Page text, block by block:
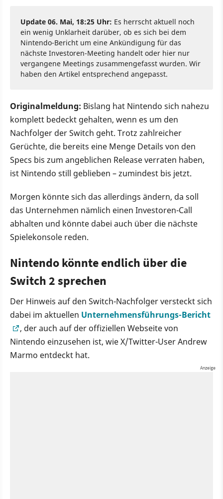
Update 06. Mai, 18:25 Uhr: Es herrscht aktuell noch
ein wenig Unklarheit darüber, ob es sich bei dem
Nintendo-Bericht um eine Ankündigung für das
nächste Investoren-Meeting handelt oder hier nur
vergangene Meetings zusammengefasst wurden. Wir
haben den Artikel entsprechend angepasst.
Originalmeldung: Bislang hat Nintendo sich nahezu
komplett bedeckt gehalten, wenn es um den
Nachfolger der Switch geht. Trotz zahlreicher
Gerüchte, die bereits eine Menge Details von den
Specs bis zum angeblichen Release verraten haben,
ist Nintendo still geblieben – zumindest bis jetzt.
Morgen könnte sich das allerdings ändern, da soll
das Unternehmen nämlich einen Investoren-Call
abhalten und könnte dabei auch über die nächste
Spielekonsole reden.
Nintendo könnte endlich über die
Switch 2 sprechen
Der Hinweis auf den Switch-Nachfolger versteckt sich
dabei im aktuellen Unternehmensführungs-Bericht
, der auch auf der offiziellen Webseite von
Nintendo einzusehen ist, wie X/Twitter-User Andrew
Marmo entdeckt hat.